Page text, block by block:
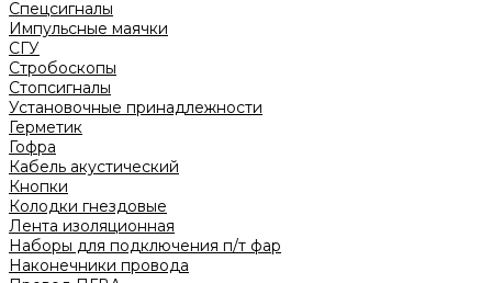
Спецсигналы
Импульсные маячки
СГУ
Стробоскопы
Стопсигналы
Установочные принадлежности
Герметик
Гофра
Кабель акустический
Кнопки
Колодки гнездовые
Лента изоляционная
Наборы для подключения п/т фар
Наконечники провода